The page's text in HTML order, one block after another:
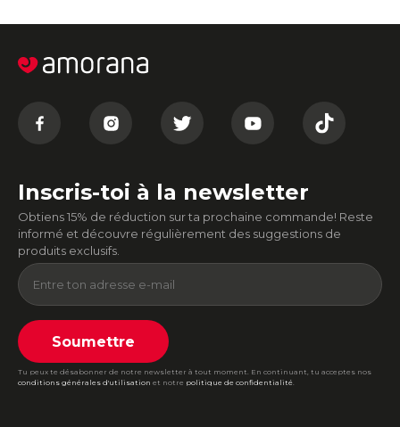
Inscris-toi à la newsletter
Obtiens 15% de réduction sur ta prochaine commande! Reste
informé et découvre régulièrement des suggestions de
produits exclusifs.
Soumettre
Tu peux te désabonner de notre newsletter à tout moment. En continuant, tu acceptes nos
conditions générales d'utilisation et notre politique de confidentialité.